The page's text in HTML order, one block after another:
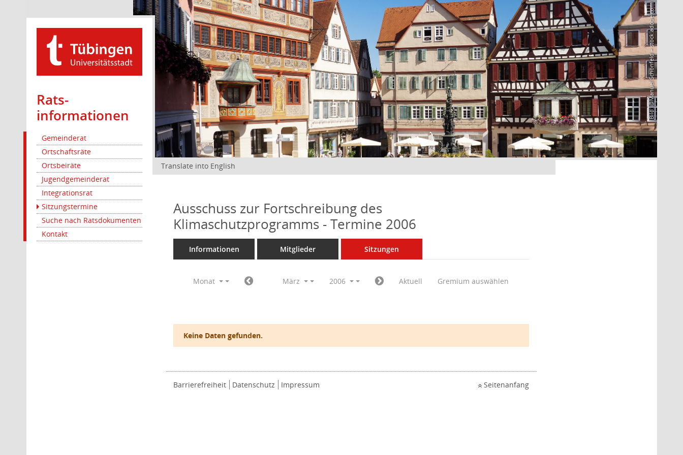
Rats­
informationen
Gemeinderat
Ortschaftsräte
Ortsbeiräte
Jugendgemeinderat
Integrationsrat
Sitzungstermine
Suche nach Ratsdokumenten
Kontakt
Bild: @Manuel Schönfeld – stock.adobe.com
Translate into English
Ausschuss zur Fortschreibung des
Klimaschutzprogramms - Termine 2006
Informationen Mitglieder Sitzungen
Monat März 2006 Aktuell Gremium auswählen
Keine Daten gefunden.
Barrierefreiheit Datenschutz Impressum Seitenanfang